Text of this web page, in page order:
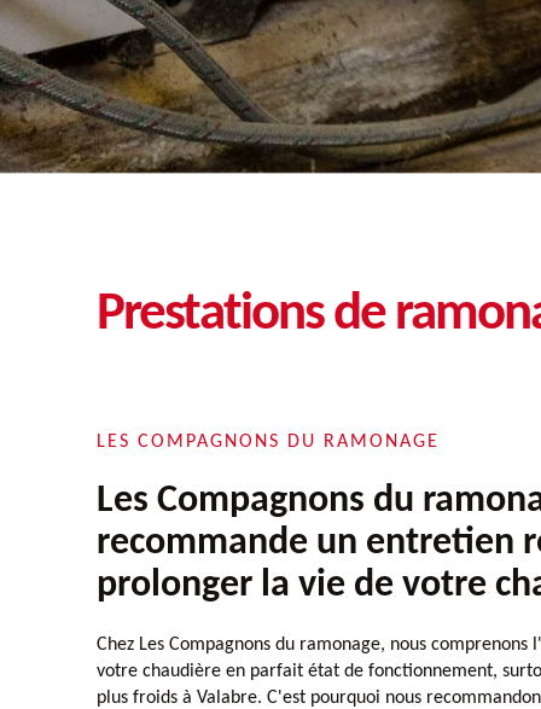
Prestations de
LES COMPAGNONS DU RAMONAGE
Les Compagnons du
recommande un entretien
prolonger la vie de votre
Chez Les Compagnons du ramonage, nous
votre chaudière en parfait état de fonctionnement,
plus froids à Valabre. C'est pourquoi nous